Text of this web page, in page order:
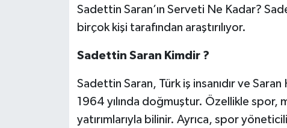
Sadettin Saran’ın Serveti Ne Kadar?
birçok kişi tarafından araştırılıyor.
Sadettin Saran Kimdir ?
Sadettin Saran, Türk iş insanıdır ve
1964 yılında doğmuştur. Özellikle
yatırımlarıyla bilinir. Ayrıca, spor